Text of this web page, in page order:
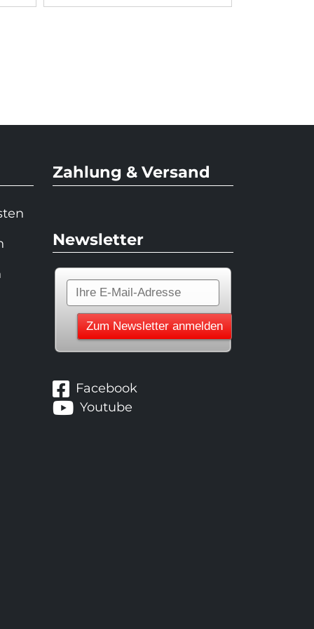
Zahlung & Versand
Newsletter
Facebook
Youtube